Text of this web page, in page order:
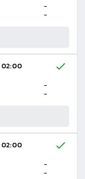
-
-
02:00
-
-
02:00
-
-